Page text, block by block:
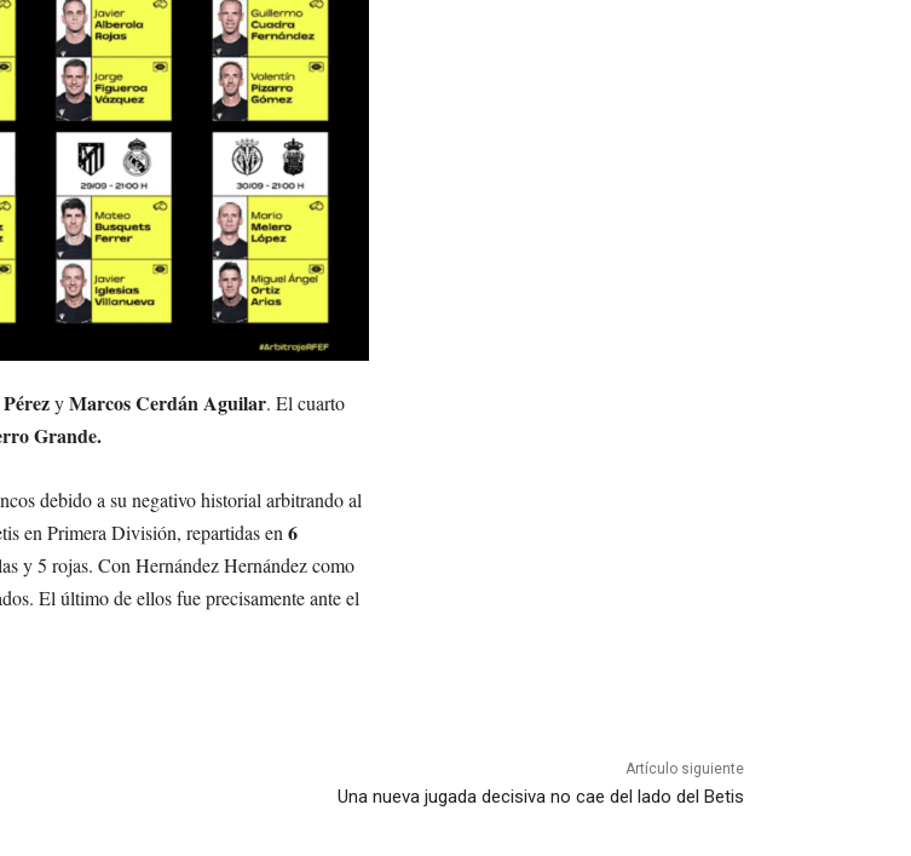
yMarcos Cerdán Aguilar. El cuarto
Grande.
debido a su negativo historial arbitrando al
en Primera División, repartidas en 6
y 5 rojas. Con Hernández Hernández como
El último de ellos fue precisamente ante el
Artículo siguiente
Una nueva jugada decisiva no cae del lado del Betis